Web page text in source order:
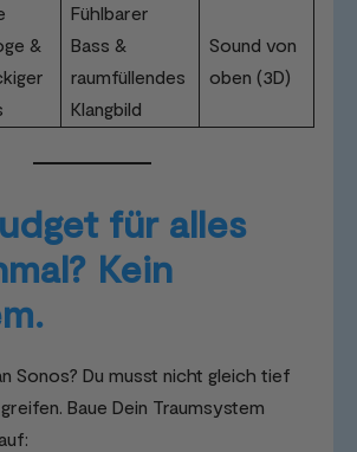
&
Fühlbarer
Bass &
raumfüllendes
Klangbild
Sound von
oben (3D)
für alles
Kein
Sonos? Du musst nicht gleich tief
Baue Dein Traumsystem